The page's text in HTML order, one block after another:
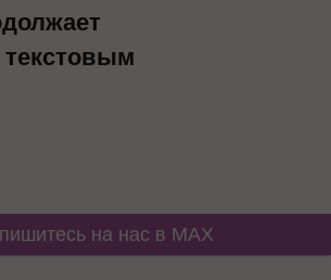
текстовым
на нас в MAX